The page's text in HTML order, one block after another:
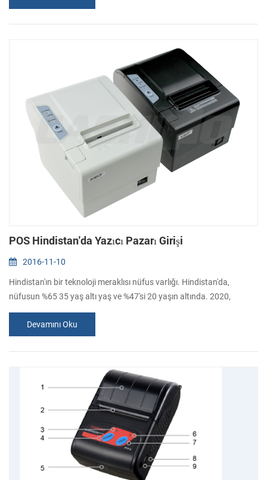
masanın üzerine koymak. Baskı Baskı Yöntem Termal Hat Baskı
Baskı Hız 50-80 mm/s Çözünürlük Sekiz nokta/mm/satır 384dots
POS Hindistan'da Yazıcı Pazarı Girişi
2016-11-10
Hindistan'ın bir teknoloji meraklısı nüfus varlığı. Hindistan'da,
nüfusun %65 35 yaş altı yaş ve %47'si 20 yaşın altında. 2020,
ortalama yaş Hint nüfusunun %29 yıl olacak. Bu etkisi demografik
müşteri davranış kesimleri ve sonraki değişiklikleri teşvik etmiştir
perakendeciler farklı perakende formatları POS sistemleri dağıtmak
için. Hindistan hükümeti de temel gümrük vergisi ve özel tüketim
Devamını Oku